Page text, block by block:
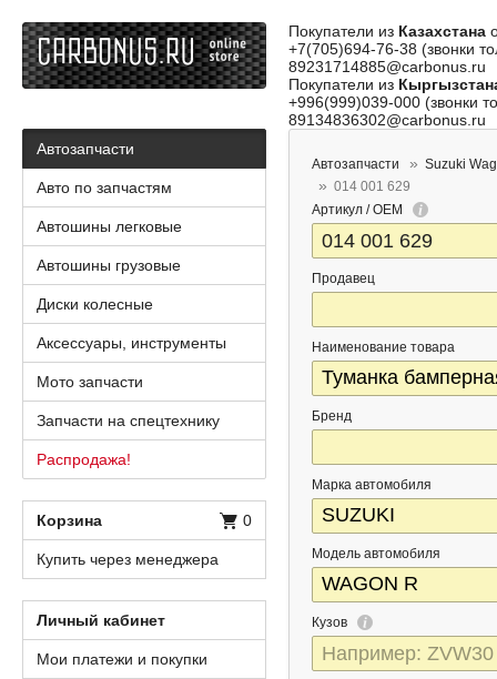
Покупатели из Казахстана
+7(705)694-76-38 (звонки
89231714885@carbonus.ru
Покупатели из
+996(999)039-000 (звонки
89134836302@carbonus.ru
Автозапчасти
Suzuki
014 001 629
Артикул / OEM
Продавец
Наименование товара
Бренд
Марка автомобиля
Модель автомобиля
Кузов
Автозапчасти
Авто по запчастям
Автошины легковые
Автошины грузовые
Диски колесные
Аксессуары, инструменты
Мото запчасти
Запчасти на спецтехнику
Распродажа!
Корзина 0
Купить через менеджера
Личный кабинет
Мои платежи и покупки